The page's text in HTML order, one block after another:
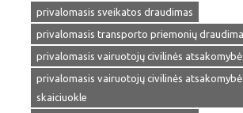
privalomasis sveikatos draudimas
privalomasis transporto priemonių
privalomasis vairuotojų civilinės
privalomasis vairuotojų civilinės
skaiciuokle